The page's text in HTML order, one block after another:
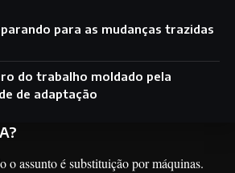
para as mudanças trazidas
do trabalho moldado pela
de adaptação
o assunto é substituição por máquinas.